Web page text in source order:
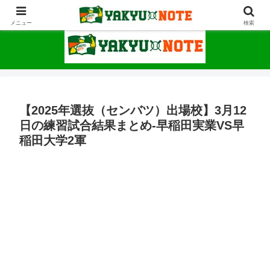
野球が上手くなるための情報サイト
【2025年選抜（センバツ）出場校】3月12
日の練習試合結果まとめ-早稲田実業VS早
稲田大学2軍
メニュー 検索